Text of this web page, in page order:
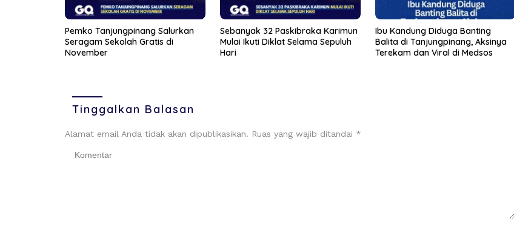
Pemko Tanjungpinang Salurkan
Seragam Sekolah Gratis di
November
Sebanyak 32 Paskibraka Karimun
Mulai Ikuti Diklat Selama Sepuluh
Hari
Ibu Kandung Diduga Banting
Balita di Tanjungpinang, Aksinya
Terekam dan Viral di Medsos
Tinggalkan Balasan
Alamat email Anda tidak akan dipublikasikan. Ruas yang wajib ditandai *